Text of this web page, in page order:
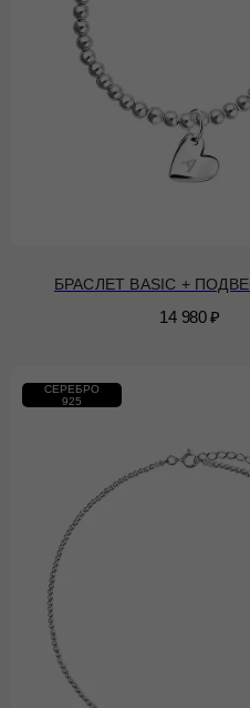
БРАСЛЕТ BASIC +
14 980 ₽
СЕРЕБРО
925